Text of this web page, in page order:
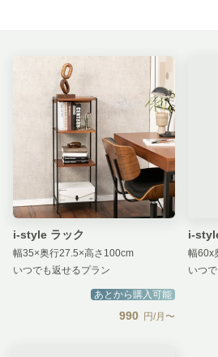
i-style ラック
幅35×奥行27.5×高さ100cm
いつでも返せるプラン
あとから購入可能
990 円/月〜
i-
いつ